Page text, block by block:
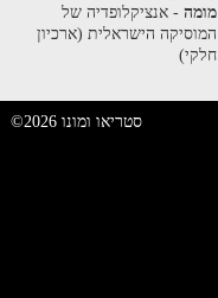
מומה- אנציקלופדיה של
המוסיקה הישראלית (ארכיון
חלקי)
©2026 סטריאו ומונו